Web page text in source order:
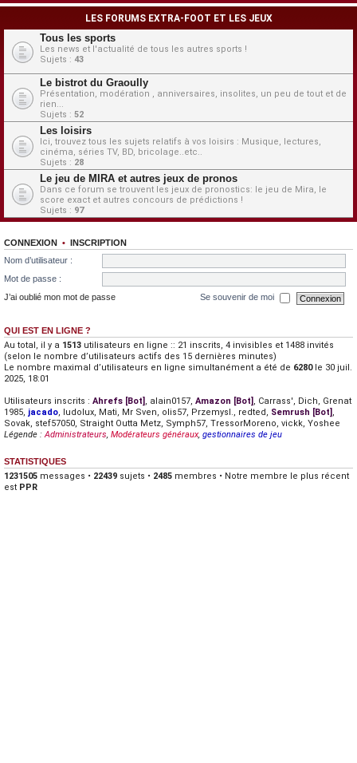
LES FORUMS EXTRA-FOOT ET LES JEUX
Tous les sports
Les news et l'actualité de tous les autres sports !
Sujets : 43
Le bistrot du Graoully
Présentation, modération , anniversaires, insolites, un peu de tout et de
rien...
Sujets : 52
Les loisirs
Ici, trouvez tous les sujets relatifs à vos loisirs : Musique, lectures,
cinéma, séries TV, BD, bricolage..etc..
Sujets : 28
Le jeu de MIRA et autres jeux de pronos
Dans ce forum se trouvent les jeux de pronostics: le jeu de Mira, le
score exact et autres concours de prédictions !
Sujets : 97
CONNEXION • INSCRIPTION
Nom d’utilisateur :
Mot de passe :
J’ai oublié mon mot de passe
Se souvenir de moi
QUI EST EN LIGNE ?
Au total, il y a 1513 utilisateurs en ligne :: 21 inscrits, 4 invisibles et 1488 invités
(selon le nombre d’utilisateurs actifs des 15 dernières minutes)
Le nombre maximal d’utilisateurs en ligne simultanément a été de 6280le 30 juil.
2025, 18:01
Utilisateurs inscrits : Ahrefs [Bot] , alain0157, Amazon [Bot] , Carrass', Dich, Grenat
1985, jacado, ludolux, Mati, Mr Sven, olis57, Przemysl., redted, Semrush [Bot] ,
Sovak, stef57050, Straight Outta Metz, Symph57, TressorMoreno, vickk, Yoshee
Légende :Administrateurs, Modérateurs généraux, gestionnaires de jeu
STATISTIQUES
1231505 messages • 22439 sujets • 2485 membres • Notre membre le plus récent
est PPR